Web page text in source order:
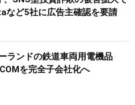
など5社に広告主確認を要請
ランドの鉄道車両用電機品
を完全子会社化へ